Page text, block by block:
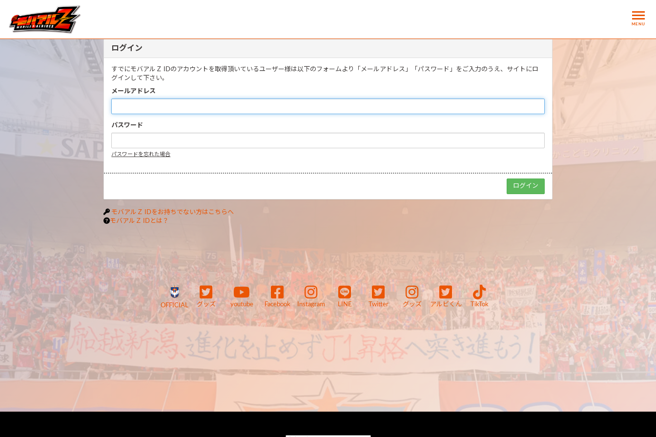
MENU
ログイン
すでにモバアルＺ IDのアカウントを取得頂いているユーザー様は以下のフォームより「メールアドレス」「パスワード」をご入力のうえ、サイトにロ
グインして下さい。
メールアドレス
パスワード
パスワードを忘れた場合
モバアルＺ IDをお持ちでない方はこちらへ
モバアルＺ IDとは？
OFFICIAL グッズ youtube Facebook Instagram LINE Twitter グッズ アルビくん TikTok